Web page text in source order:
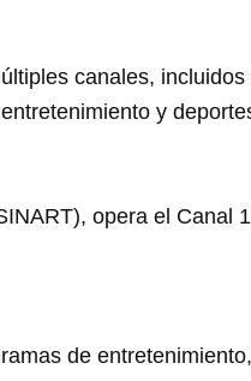
canales, incluidos
y
opera el Canal
de